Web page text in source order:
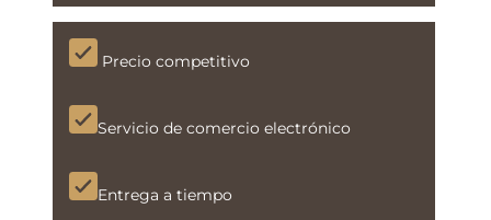
Precio competitivo
Servicio de comercio electrónico
Entrega a tiempo